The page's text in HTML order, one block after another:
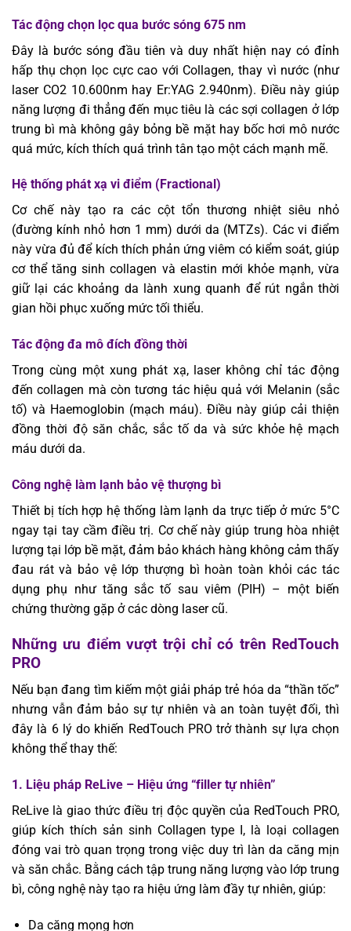
Tác động chọn lọc qua bước sóng 675 nm
Đây là bước sóng đầu tiên và duy nhất hiện nay có đỉnh
hấp thụ chọn lọc cực cao với Collagen, thay vì nước (như
laser CO2 10.600nm hay Er:YAG 2.940nm). Điều này giúp
năng lượng đi thẳng đến mục tiêu là các sợi collagen ở lớp
trung bì mà không gây bỏng bề mặt hay bốc hơi mô nước
quá mức, kích thích quá trình tân tạo một cách mạnh mẽ.
Hệ thống phát xạ vi điểm (Fractional)
Cơ chế này tạo ra các cột tổn thương nhiệt siêu nhỏ
(đường kính nhỏ hơn 1 mm) dưới da (MTZs). Các vi điểm
này vừa đủ để kích thích phản ứng viêm có kiểm soát, giúp
cơ thể tăng sinh collagen và elastin mới khỏe mạnh, vừa
giữ lại các khoảng da lành xung quanh để rút ngắn thời
gian hồi phục xuống mức tối thiểu.
Tác động đa mô đích đồng thời
Trong cùng một xung phát xạ, laser không chỉ tác động
đến collagen mà còn tương tác hiệu quả với Melanin (sắc
tố) và Haemoglobin (mạch máu). Điều này giúp cải thiện
đồng thời độ săn chắc, sắc tố da và sức khỏe hệ mạch
máu dưới da.
Công nghệ làm lạnh bảo vệ thượng bì
Thiết bị tích hợp hệ thống làm lạnh da trực tiếp ở mức 5°C
ngay tại tay cầm điều trị. Cơ chế này giúp trung hòa nhiệt
lượng tại lớp bề mặt, đảm bảo khách hàng không cảm thấy
đau rát và bảo vệ lớp thượng bì hoàn toàn khỏi các tác
dụng phụ như tăng sắc tố sau viêm (PIH) – một biến
chứng thường gặp ở các dòng laser cũ.
Những ưu điểm vượt trội chỉ có trên RedTouch
PRO
Nếu bạn đang tìm kiếm một giải pháp trẻ hóa da “thần tốc”
nhưng vẫn đảm bảo sự tự nhiên và an toàn tuyệt đối, thì
đây là 6 lý do khiến RedTouch PRO trở thành sự lựa chọn
không thể thay thế:
1. Liệu pháp ReLive – Hiệu ứng “filler tự nhiên”
ReLive là giao thức điều trị độc quyền của RedTouch PRO,
giúp kích thích sản sinh Collagen type I, là loại collagen
đóng vai trò quan trọng trong việc duy trì làn da căng mịn
và săn chắc. Bằng cách tập trung năng lượng vào lớp trung
bì, công nghệ này tạo ra hiệu ứng làm đầy tự nhiên, giúp:
Da căng mọng hơn